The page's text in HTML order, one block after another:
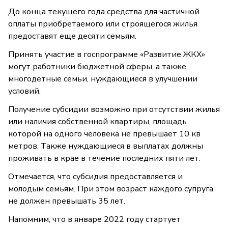
До конца текущего года средства для частичной
оплаты приобретаемого или строящегося жилья
предоставят еще десяти семьям.
Принять участие в госпрограмме «Развитие ЖКХ»
могут работники бюджетной сферы, а также
многодетные семьи, нуждающиеся в улучшении
условий.
Получение субсидии возможно при отсутствии жилья
или наличия собственной квартиры, площадь
которой на одного человека не превышает 10 кв
метров. Также нуждающиеся в выплатах должны
проживать в крае в течение последних пяти лет.
Отмечается, что субсидия предоставляется и
молодым семьям. При этом возраст каждого супруга
не должен превышать 35 лет.
Напомним, что в январе 2022 году стартует